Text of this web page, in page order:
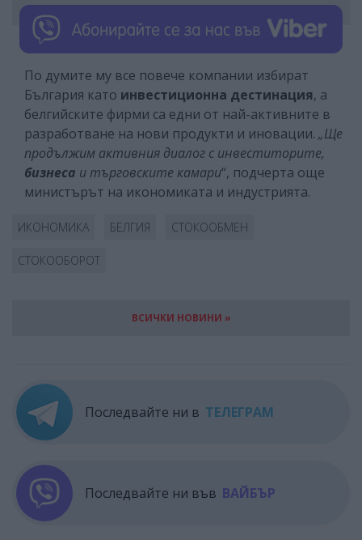
По думите му все повече компании избират
България като инвестиционна дестинация, а
белгийските фирми са едни от най-активните в
разработване на нови продукти и иновации. „Ще
продължим активния диалог с инвеститорите,
бизнеса и търговските камари“, подчерта още
министърът на икономиката и индустрията.
ИКОНОМИКА БЕЛГИЯ СТОКООБМЕН
СТОКООБОРОТ
ВСИЧКИ НОВИНИ »
Последвайте ни в ТЕЛЕГРАМ
Последвайте ни във ВАЙБЪР